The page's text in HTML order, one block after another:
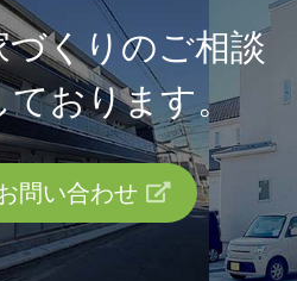
づくりのご相談
ております。
問い合わせ